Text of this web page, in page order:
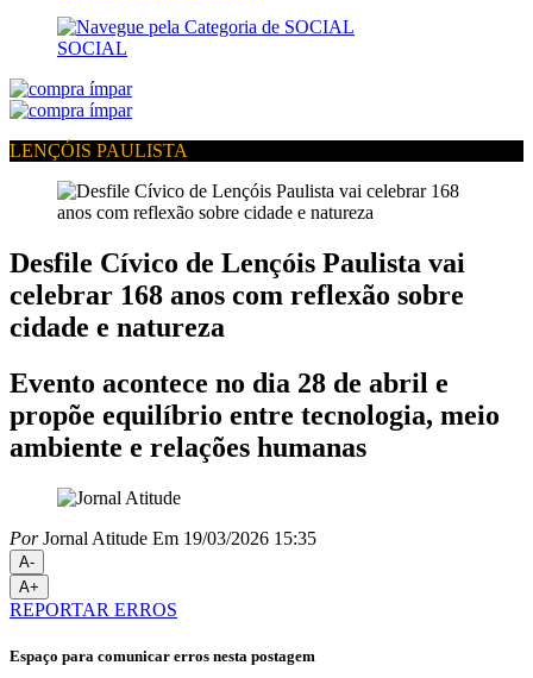
SOCIAL
LENÇÓIS PAULISTA
Desfile Cívico de Lençóis Paulista vai
celebrar 168 anos com reflexão sobre
cidade e natureza
Evento acontece no dia 28 de abril e
propõe equilíbrio entre tecnologia, meio
ambiente e relações humanas
PorJornal Atitude Em 19/03/2026 15:35
A-
A+
REPORTAR ERROS
Espaço para comunicar erros nesta postagem